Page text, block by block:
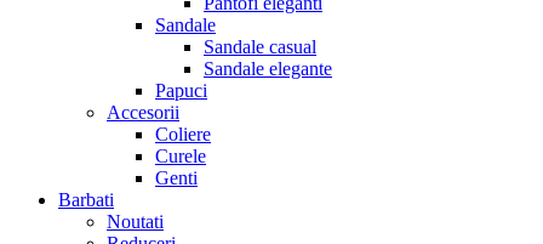
Sandale
Sandale casual
Sandale elegante
Papuci
Accesorii
Coliere
Curele
Genti
Barbati
Noutati